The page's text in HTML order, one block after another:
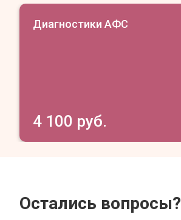
Диагностики АФС
4 100 руб.
Остались вопросы?